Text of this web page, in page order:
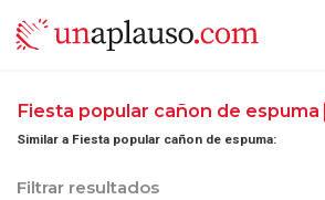
Fiesta popular cañon de espuma
Similar a Fiesta popular cañon de espuma:
Filtrar resultados